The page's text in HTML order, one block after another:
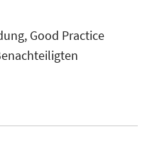
Good Practice